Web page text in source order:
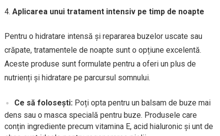
Aplicarea unui tratament intensiv pe timp de noapte
Pentru o hidratare intensă și repararea buzelor uscate sau
crăpate, tratamentele de noapte sunt o opțiune excelentă.
Aceste produse sunt formulate pentru a oferi un plus de
nutrienți și hidratare pe parcursul somnului.
Ce să folosești:Poți opta pentru un balsam de buze mai
dens sau o masca specială pentru buze. Produsele care
conțin ingrediente precum vitamina E, acid hialuronic și unt de